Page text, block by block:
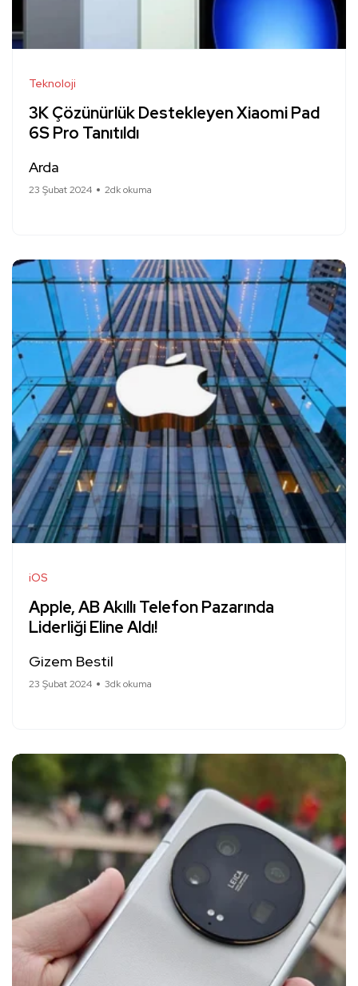
Teknoloji
3K Çözünürlük Destekleyen Xiaomi Pad
6S Pro Tanıtıldı
Arda
23 Şubat 2024 2dk okuma
iOS
Apple, AB Akıllı Telefon Pazarında
Liderliği Eline Aldı!
Gizem Bestil
23 Şubat 2024 3dk okuma